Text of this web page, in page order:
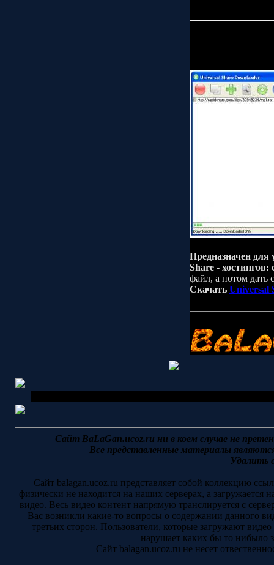
Предназначен для
Share - хостингов:
файл, а потом дать
Скачать Universal
Сайт BaLaGan.ucoz.ru ни в коем случае не
Все представленные материалы
Удалить
Сайт balagan.ucoz.ru представляет собой коллекцию
физически не находится на наших серверах, а загружается
видео. Весь видео контент напрямую транслируется с
Вас возникли какие-то вопросы о содержании данного
третьих сторон. Пользователи, которые загружают
нарушает каких бы то нибыло
Сайт balagan.ucoz.ru не несет